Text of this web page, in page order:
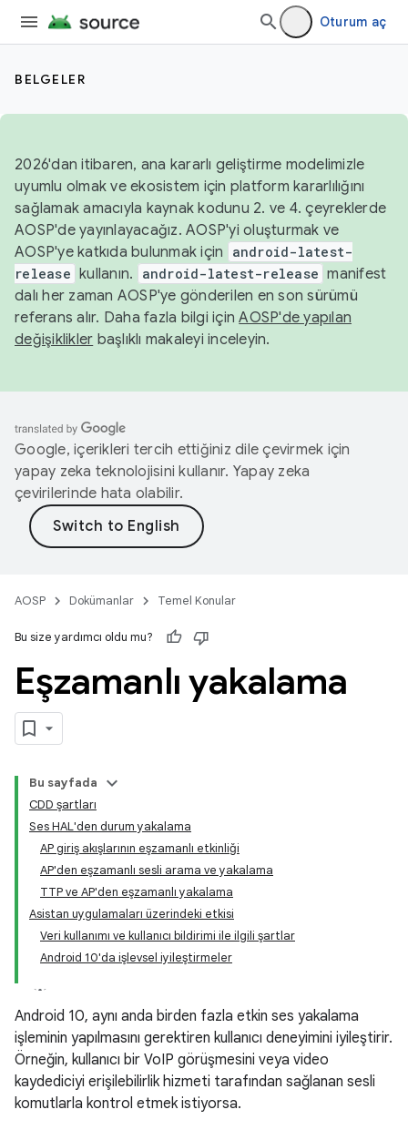
Oturum aç
BELGELER
2026'dan itibaren, ana kararlı geliştirme modelimizle
uyumlu olmak ve ekosistem için platform kararlılığını
sağlamak amacıyla kaynak kodunu 2. ve 4. çeyreklerde
AOSP'de yayınlayacağız. AOSP'yi oluşturmak ve
AOSP'ye katkıda bulunmak için
android-latest-
release kullanın. android-latest-release manifest
dalı her zaman AOSP'ye gönderilen en son sürümü
referans alır. Daha fazla bilgi içinAOSP'de yapılan
değişiklikler başlıklı makaleyi inceleyin.
Google, içerikleri tercih ettiğiniz dile çevirmek için
yapay zeka teknolojisini kullanır. Yapay zeka
çevirilerinde hata olabilir.
AOSP Dokümanlar Temel Konular
Bu size yardımcı oldu mu?
Eşzamanlı yakalama
Bu sayfada
CDD şartları
Ses HAL'den durum yakalama
AP giriş akışlarının eşzamanlı etkinliği
AP'den eşzamanlı sesli arama ve yakalama
TTP ve AP'den eşzamanlı yakalama
Asistan uygulamaları üzerindeki etkisi
Veri kullanımı ve kullanıcı bildirimi ile ilgili şartlar
Android 10'da işlevsel iyileştirmeler
Android 10, aynı anda birden fazla etkin ses yakalama
işleminin yapılmasını gerektiren kullanıcı deneyimini iyileştirir.
Örneğin, kullanıcı bir VoIP görüşmesini veya video
kaydediciyi erişilebilirlik hizmeti tarafından sağlanan sesli
komutlarla kontrol etmek istiyorsa.